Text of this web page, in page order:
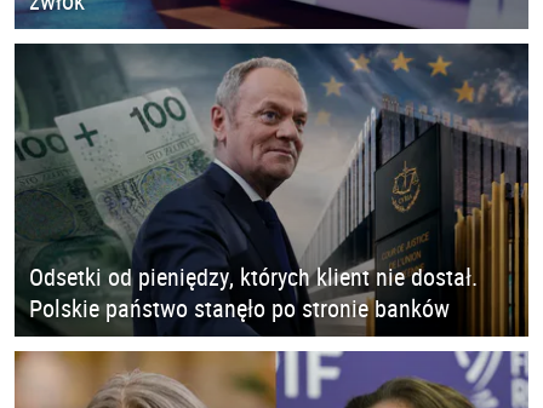
Odsetki od pieniędzy, których klient nie dostał.
Polskie państwo stanęło po stronie banków